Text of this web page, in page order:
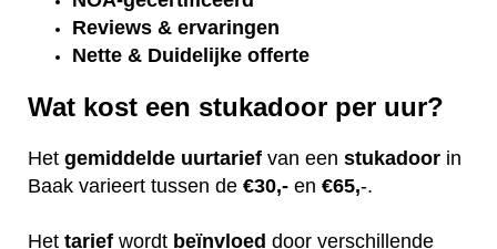
Reviews & ervaringen
Nette & Duidelijke offerte
Wat kost een stukadoor per uur?
Het gemiddelde uurtarief van een stukadoor in
Baak varieert tussen de €30,- en €65,-.
Het tarief wordt beïnvloed door verschillende